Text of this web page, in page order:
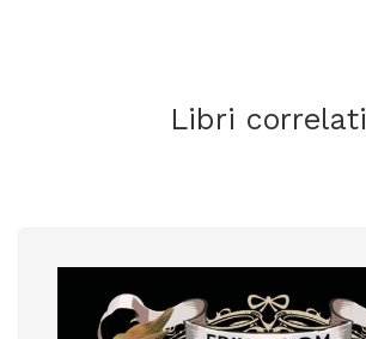
Libri correlati